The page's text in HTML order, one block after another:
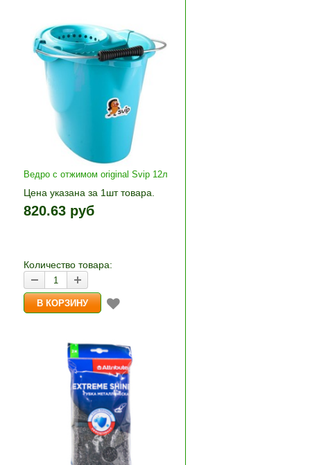
Ведро с отжимом original Svip 12л
Цена указана за 1шт товара.
1шт прибавляется кнопками «+»
и «-». Выберите нужное
820.63 руб
Количество товара: